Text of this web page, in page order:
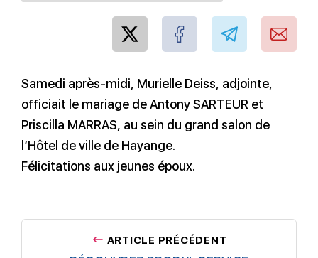
Samedi après-midi, Murielle Deiss, adjointe,
officiait le mariage de Antony SARTEUR et
Priscilla MARRAS, au sein du grand salon de
l’Hôtel de ville de Hayange.
Félicitations aux jeunes époux.
ARTICLE PRÉCÉDENT